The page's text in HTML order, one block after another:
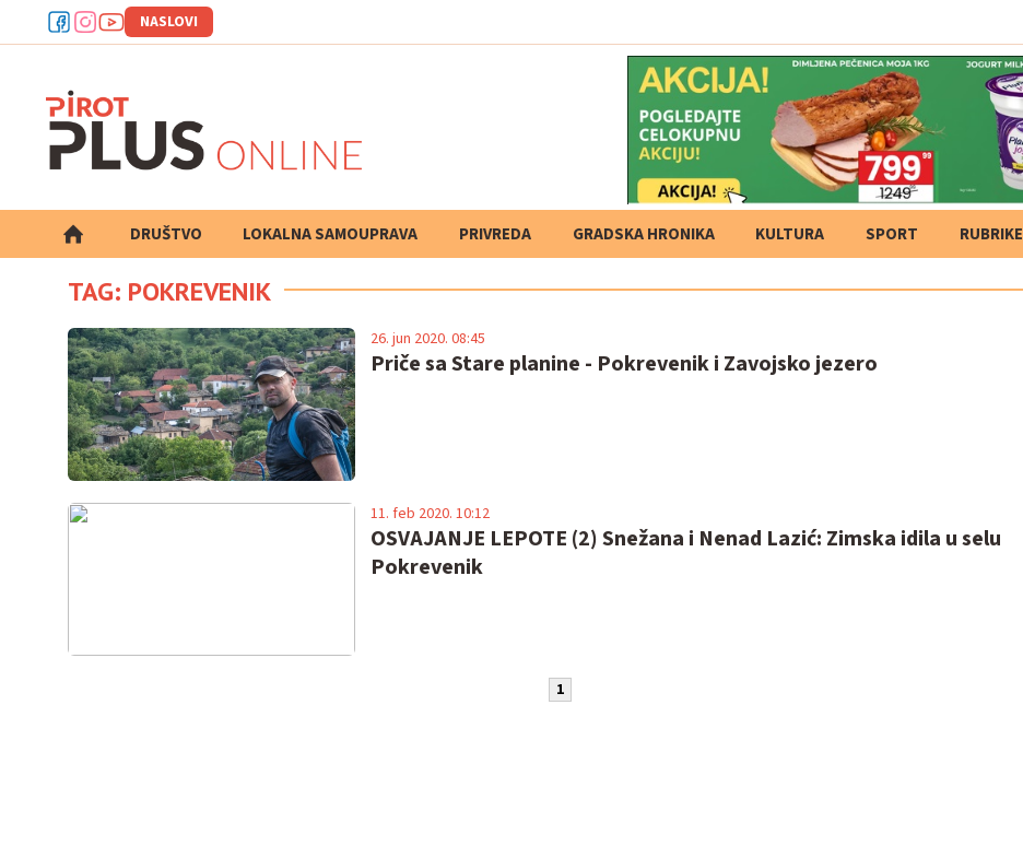
NASLOVI
DRUŠTVO LOKALNA SAMOUPRAVA PRIVREDA GRADSKA HRONIKA KULTURA SPORT RUBRIKE
PRETRAGA
TAG: POKREVENIK
Priče sa Stare planine - Pokrevenik i Zavojsko jezero
26. jun 2020. 08:45
OSVAJANJE LEPOTE (2) Snežana i Nenad Lazić: Zimska idila u selu
Pokrevenik
11. feb 2020. 10:12
1